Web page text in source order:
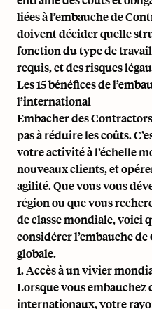
liées à l’embauche de
doivent décider quelle
fonction du type de
requis, et des risques
Les 15 bénéfices de
l’international
Embacher des
pas à réduire les coûts.
votre activité à l’échelle
nouveaux clients, et
agilité. Que vous vous
région ou que vous
de classe mondiale, voici
considérer l’embauche
globale.
1. Accès à un vivier
Lorsque vous embauchez
internationaux, votre